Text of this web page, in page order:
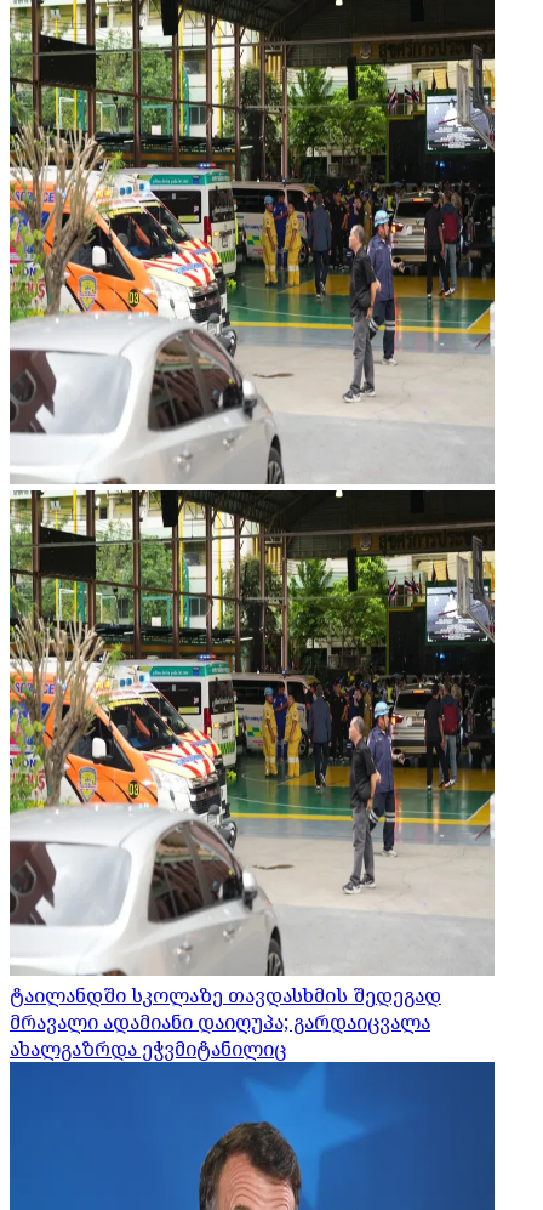
ტაილანდში სკოლაზე თავდასხმის შედეგად
მრავალი ადამიანი დაიღუპა; გარდაიცვალა
ახალგაზრდა ეჭვმიტანილიც